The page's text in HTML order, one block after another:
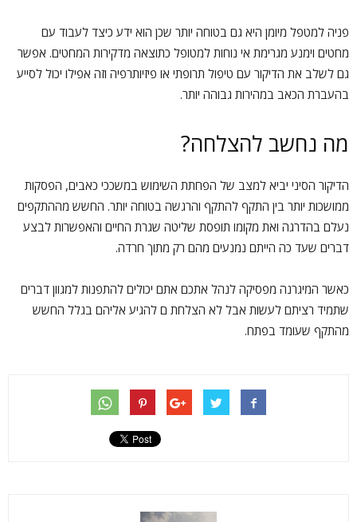
פניה למטפל מיומן היא גם בטוחה יותר שכן הוא ידע כיצד לעבוד עם
מחטים וימנע מגרימת אי נוחות למטופל כתוצאה מדקירות המחטים. אפשר
גם לשלב את הדיקור עם טיפול תרופתי או פיזיותרפיה וזה אפילו יכול לסייע
בהעברת הכאב במהירות גבוהה יותר.
מה נחשב להצלחה?
הדיקור הסיני יביא למצב של הפחתת השימוש במשככי כאבים, הפסקות
ממושכות יותר בין התקף להתקף והרגשה בטוחה יותר. החשש מההתקפים
נעלם בהדרגה ואת מקומו תופסת שליטה שגרת החיים והאפשרות לבצע
דברים שעד כה הייתם נמנעים מהם רק מתוך חרדה.
כאשר המיגרנה מפסיקה לנהל אתכם אתם יכולים להתפנות למגוון דברים
שתמיד רציתם לעשות אבל לא הצלחת ם להגיע אליהם בגלל החשש
מהתקף שעומד בפתח.